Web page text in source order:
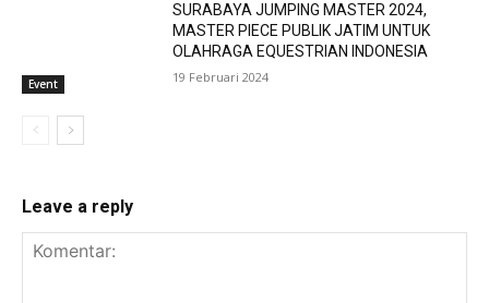
Event
SURABAYA JUMPING MASTER 2024,
MASTER PIECE PUBLIK JATIM UNTUK
OLAHRAGA EQUESTRIAN INDONESIA
19 Februari 2024
Leave a reply